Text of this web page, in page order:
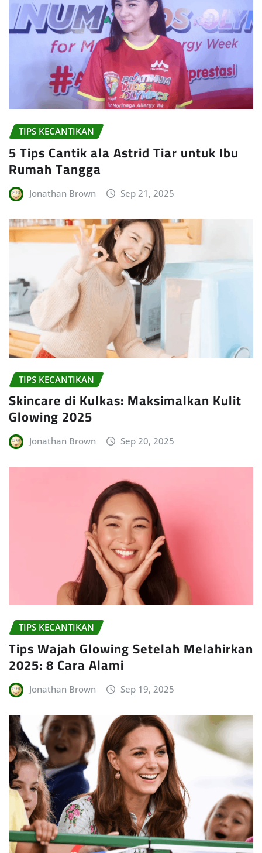
TIPS KECANTIKAN
5 Tips Cantik ala Astrid Tiar untuk Ibu
Rumah Tangga
Jonathan Brown Sep 21, 2025
TIPS KECANTIKAN
Skincare di Kulkas: Maksimalkan Kulit
Glowing 2025
Jonathan Brown Sep 20, 2025
TIPS KECANTIKAN
Tips Wajah Glowing Setelah Melahirkan
2025: 8 Cara Alami
Jonathan Brown Sep 19, 2025